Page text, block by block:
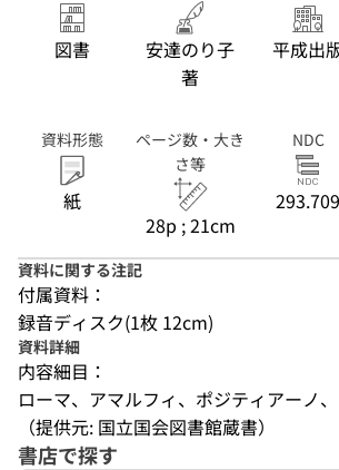
図書
安達のり子
著
平成出
資料形態
紙
ページ数・大き
さ等
28p ; 21cm
NDC
293.709
資料に関する注記
付属資料：
録音ディスク(1枚 12cm)
資料詳細
内容細目：
ローマ、アマルフィ、ポジティアーノ
（提供元: 国立国会図書館蔵書）
書店で探す